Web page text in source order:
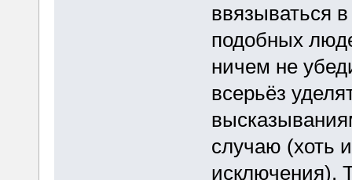
ввязываться
подобных
ничем не
всерьёз
случаю (хоть
исключения).